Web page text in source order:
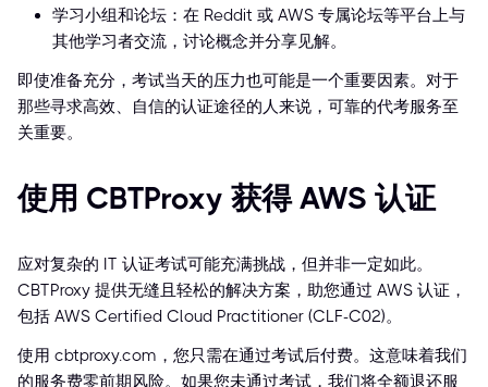
学习小组和论坛：在 Reddit 或 AWS 专属论坛等平台上与
其他学习者交流，讨论概念并分享见解。
即使准备充分，考试当天的压力也可能是一个重要因素。对于
那些寻求高效、自信的认证途径的人来说，可靠的代考服务至
关重要。
使用 CBTProxy 获得 AWS 认证
应对复杂的 IT 认证考试可能充满挑战，但并非一定如此。
CBTProxy 提供无缝且轻松的解决方案，助您通过 AWS 认证，
包括 AWS Certified Cloud Practitioner (CLF-C02)。
使用 cbtproxy.com，您只需在通过考试后付费。这意味着我们
的服务费零前期风险。如果您未通过考试，我们将全额退还服